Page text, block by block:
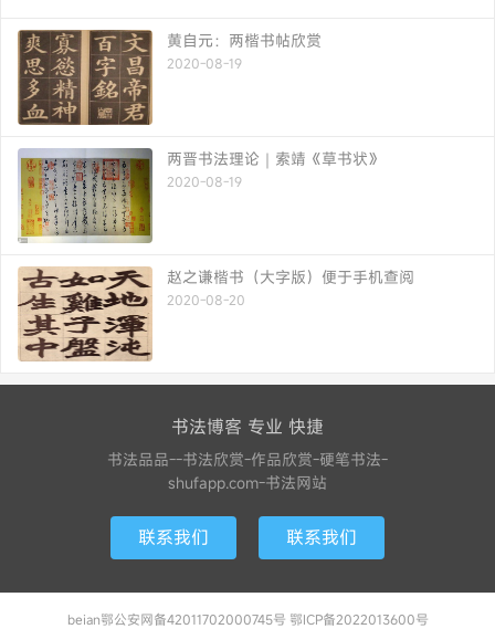
黄自元：两楷书帖欣赏
2020-08-19
两晋书法理论｜索靖《草书状》
2020-08-19
赵之谦楷书（大字版）便于手机查阅
2020-08-20
书法博客 专业 快捷
书法品品--书法欣赏-作品欣赏-硬笔书法-
shufapp.com-书法网站
联系我们 联系我们
beian鄂公安网备42011702000745号 鄂ICP备2022013600号